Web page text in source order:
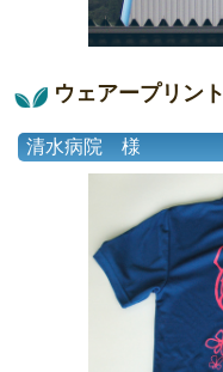
ウェアープリント
清水病院 様